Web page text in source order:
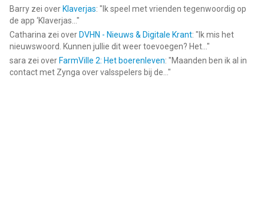
Barry zei over Klaverjas: " Ik speel met vrienden tegenwoordig op
de app ‘Klaverjas... "
Catharina zei over DVHN - Nieuws & Digitale Krant: " Ik mis het
nieuwswoord. Kunnen jullie dit weer toevoegen? Het... "
sara zei over FarmVille 2: Het boerenleven: "Maanden ben ik al in
contact met Zynga over valsspelers bij de... "